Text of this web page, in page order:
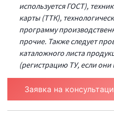
используется ГОСТ),
карты (ТТК),
программу
прочие. Также следует
каталожного листа
(регистрацию ТУ, если
Заявка на